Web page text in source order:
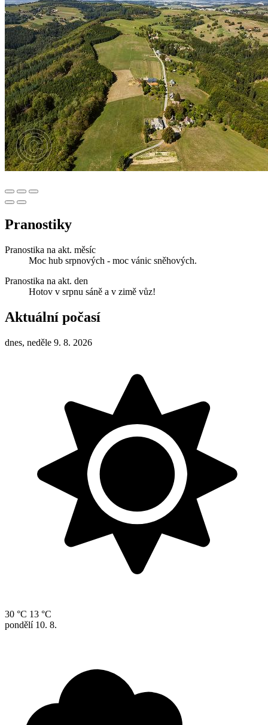
Pranostiky
Pranostika na akt. měsíc
Moc hub srpnových - moc vánic sněhových.
Pranostika na akt. den
Hotov v srpnu sáně a v zimě vůz!
Aktuální počasí
dnes, neděle 9. 8. 2026
30 °C 13 °C
pondělí 10. 8.